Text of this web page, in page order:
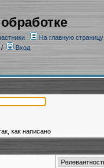
На главную страницу
/ Вход
как написано